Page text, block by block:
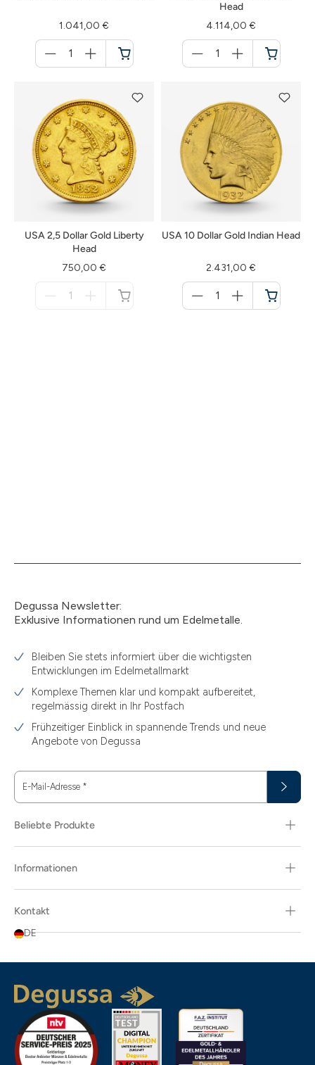
1.041,00 €
für
Warenkorb
Head
4.114,00 €
für
Warenkorb
USA 2,5 Dollar Gold Liberty
Head
750,00 €
USA 10 Dollar Gold Indian Head
2.431,00 €
für
Warenkorb
Degussa Newsletter:
Exklusive Informationen rund um Edelmetalle.
Bleiben Sie stets informiert über die wichtigsten
Entwicklungen im Edelmetallmarkt
Komplexe Themen klar und kompakt aufbereitet,
regelmässig direkt in Ihr Postfach
Frühzeitiger Einblick in spannende Trends und neue
Angebote von Degussa
E-Mail-Adresse *
Beliebte Produkte
Informationen
Kontakt
DE